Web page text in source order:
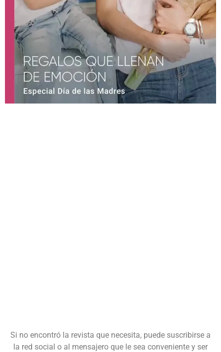
Si no encontró la revista que necesita, puede suscribirse a
la red social o al mensajero que le sea conveniente y ser